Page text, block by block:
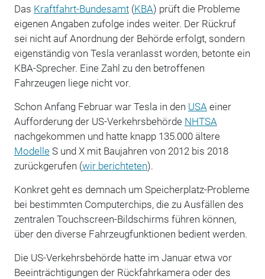
Das Kraftfahrt-Bundesamt(KBA) prüft die Probleme
eigenen Angaben zufolge indes weiter. Der Rückruf
sei nicht auf Anordnung der Behörde erfolgt, sondern
eigenständig von Tesla veranlasst worden, betonte ein
KBA-Sprecher. Eine Zahl zu den betroffenen
Fahrzeugen liege nicht vor.
Schon Anfang Februar war Tesla in den USA einer
Aufforderung der US-Verkehrsbehörde NHTSA
nachgekommen und hatte knapp 135.000 ältere
ModelleS und X mit Baujahren von 2012 bis 2018
zurückgerufen (wir berichteten).
Konkret geht es demnach um Speicherplatz-Probleme
bei bestimmten Computerchips, die zu Ausfällen des
zentralen Touchscreen-Bildschirms führen können,
über den diverse Fahrzeugfunktionen bedient werden.
Die US-Verkehrsbehörde hatte im Januar etwa vor
Beeinträchtigungen der Rückfahrkamera oder des